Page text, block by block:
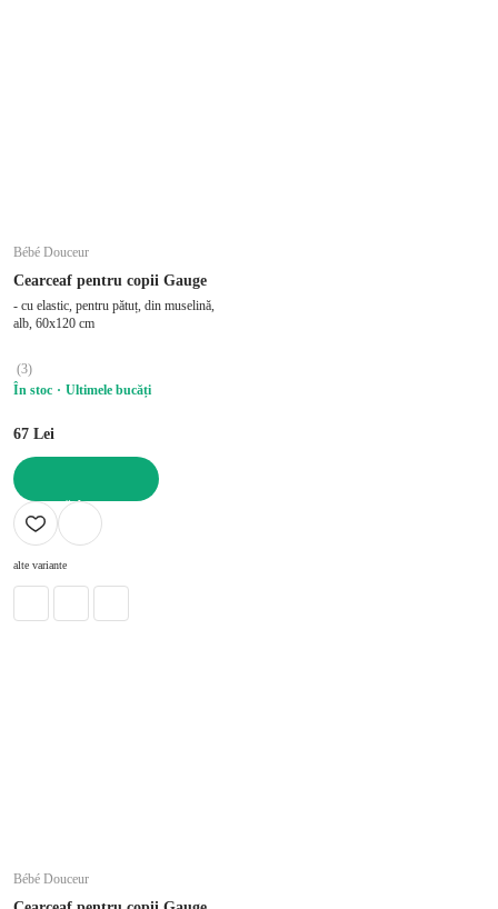
Bébé Douceur
Cearceaf pentru copii Gauge
- cu elastic, pentru pătuț, din muselină,
alb, 60x120 cm
(3)
În stoc
Ultimele bucăți
67 Lei
ADAUGĂ ÎN COȘ
alte variante
Bébé Douceur